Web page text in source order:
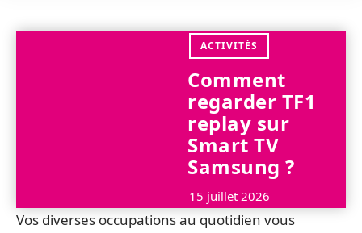
ACTIVITÉS
Comment
regarder TF1
replay sur
Smart TV
Samsung ?
15 juillet 2026
Vos diverses occupations au quotidien vous